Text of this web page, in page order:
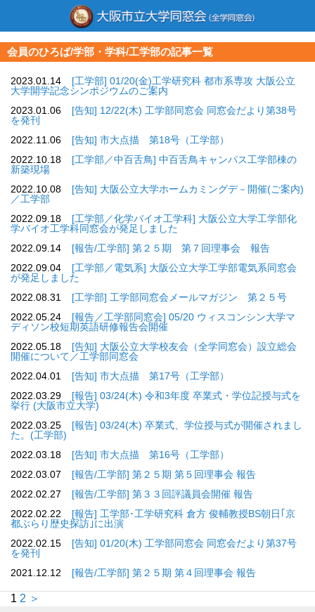
会員のひろば/学部・学科/工学部の記事一覧
2023.01.14
[工学部] 01/20(金)工学研究科 都市系専攻 大阪公立
大学開学記念シンポジウムのご案内
2023.01.06
[告知] 12/22(木) 工学部同窓会 同窓会だより第38号
を発刊
2022.11.06
[告知] 市大点描 第18号（工学部）
2022.10.18
[工学部／中百舌鳥] 中百舌鳥キャンパス工学部棟の
新築現場
2022.10.08
[告知] 大阪公立大学ホームカミングデ－開催(ご案内)
／工学部
2022.09.18
[工学部／化学バイオ工学科] 大阪公立大学工学部化
学バイオ工学科同窓会が発足しました
2022.09.14
[報告/工学部] 第２５期 第７回理事会 報告
2022.09.04
[工学部／電気系] 大阪公立大学工学部電気系同窓会
が発足しました
2022.08.31
[工学部] 工学部同窓会メールマガジン 第２５号
2022.05.24
[報告／工学部同窓会] 05/20 ウィスコンシン大学マ
ディソン校短期英語研修報告会開催
2022.05.18
[告知] 大阪公立大学校友会（全学同窓会）設立総会
開催について／工学部同窓会
2022.04.01
[告知] 市大点描 第17号（工学部）
2022.03.29
[報告] 03/24(木) 令和3年度 卒業式・学位記授与式を
挙行 (大阪市立大学)
2022.03.25
[報告] 03/24(木) 卒業式、学位授与式が開催されまし
た。(工学部)
2022.03.18
[告知] 市大点描 第16号（工学部）
2022.03.07
[報告/工学部] 第２５期 第５回理事会 報告
2022.02.27
[報告/工学部] 第３３回評議員会開催 報告
2022.02.22
[報告] 工学部･工学研究科 倉方 俊輔教授BS朝日｢京
都ぶらり歴史探訪｣に出演
2022.02.15
[告知] 01/20(木) 工学部同窓会 同窓会だより第37号
を発刊
2021.12.12
[報告/工学部] 第２５期 第４回理事会 報告
1 2 ＞